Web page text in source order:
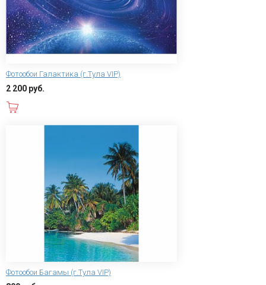
Фотообои Галактика (г.Тула VIP)
2 200 руб.
Фотообои Багамы (г.Тула VIP)